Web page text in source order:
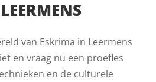
van Eskrima in Leermens
en vraag nu een proefles
en de culturele